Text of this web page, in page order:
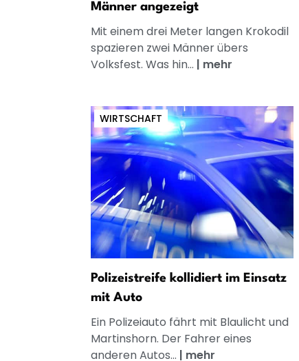
Männer angezeigt
Mit einem drei Meter langen Krokodil
spazieren zwei Männer übers
Volksfest. Was hin... | mehr
WIRTSCHAFT
Polizeistreife kollidiert im Einsatz
mit Auto
Ein Polizeiauto fährt mit Blaulicht und
Martinshorn. Der Fahrer eines
anderen Autos... | mehr